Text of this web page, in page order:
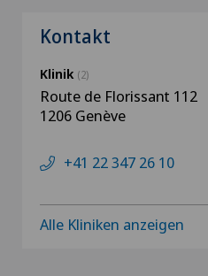
Kontakt
Klinik (2)
Route de Florissant 112
1206 Genève
+41 22 347 26 10
Alle Kliniken anzeigen